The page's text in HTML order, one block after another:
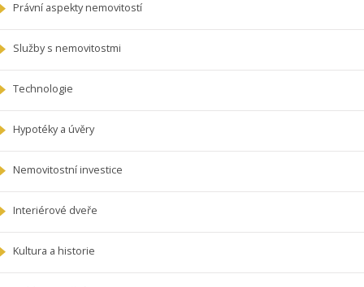
Právní aspekty nemovitostí
Služby s nemovitostmi
Technologie
Hypotéky a úvěry
Nemovitostní investice
Interiérové dveře
Kultura a historie